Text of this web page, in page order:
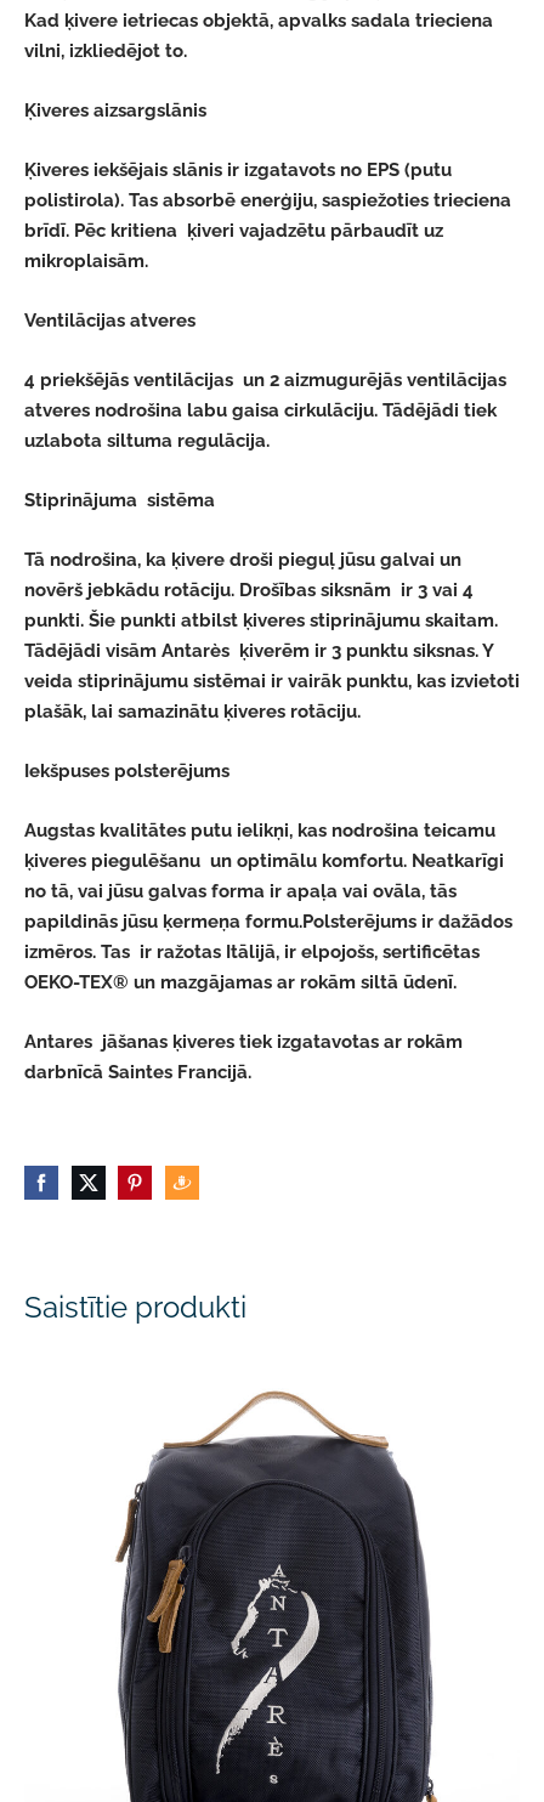
Kad ķivere ietriecas objektā, apvalks sadala trieciena
vilni, izkliedējot to.
Ķiveres aizsargslānis
Ķiveres iekšējais slānis ir izgatavots no EPS (putu
polistirola). Tas absorbē enerģiju, saspiežoties trieciena
brīdī. Pēc kritiena ķiveri vajadzētu pārbaudīt uz
mikroplaisām.
Ventilācijas atveres
4 priekšējās ventilācijas un 2 aizmugurējās ventilācijas
atveres nodrošina labu gaisa cirkulāciju. Tādējādi tiek
uzlabota siltuma regulācija.
Stiprinājuma sistēma
Tā nodrošina, ka ķivere droši pieguļ jūsu galvai un
novērš jebkādu rotāciju. Drošības siksnām ir 3 vai 4
punkti. Šie punkti atbilst ķiveres stiprinājumu skaitam.
Tādējādi visām Antarès ķiverēm ir 3 punktu siksnas. Y
veida stiprinājumu sistēmai ir vairāk punktu, kas izvietoti
plašāk, lai samazinātu ķiveres rotāciju.
Iekšpuses polsterējums
Augstas kvalitātes putu ielikņi, kas nodrošina teicamu
ķiveres piegulēšanu un optimālu komfortu. Neatkarīgi
no tā, vai jūsu galvas forma ir apaļa vai ovāla, tās
papildinās jūsu ķermeņa formu.Polsterējums ir dažādos
izmēros. Tas ir ražotas Itālijā, ir elpojošs, sertificētas
OEKO-TEX® un mazgājamas ar rokām siltā ūdenī.
Antares jāšanas ķiveres tiek izgatavotas ar rokām
darbnīcā Saintes Francijā.
Saistītie produkti